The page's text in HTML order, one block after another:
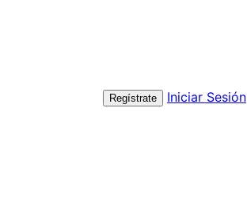
Regístrate Iniciar Sesión